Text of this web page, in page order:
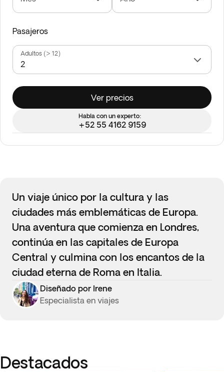
Pasajeros
Adultos (> 12)
Ver precios
Habla con un experto:
+52 55 4162 9159
Un viaje único por la cultura y las
ciudades más emblemáticas de Europa.
Una aventura que comienza en Londres,
continúa en las capitales de Europa
Central y culmina con los encantos de la
ciudad eterna de Roma en Italia.
Diseñado por Irene
Especialista en viajes
Destacados